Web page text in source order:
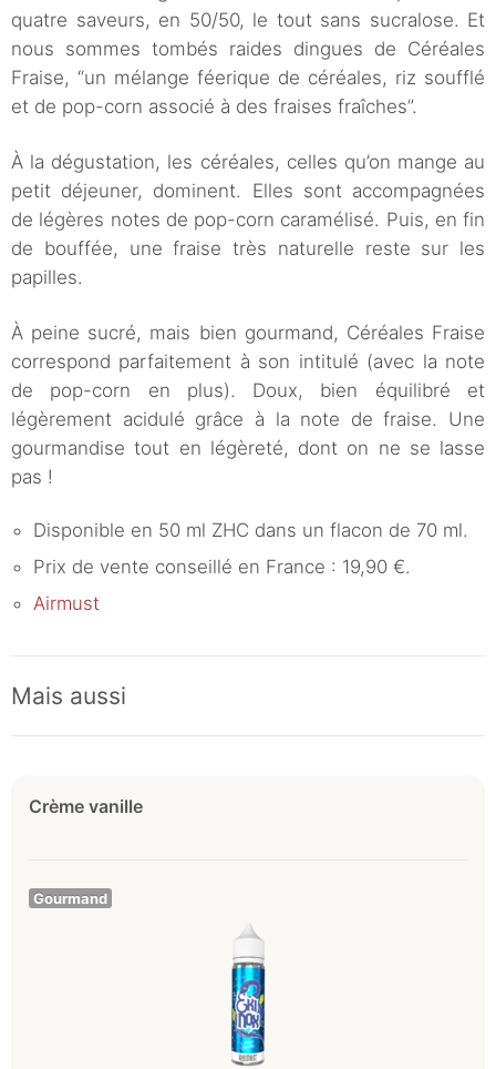
quatre saveurs, en 50/50, le tout sans sucralose. Et
nous sommes tombés raides dingues de Céréales
Fraise, “un mélange féerique de céréales, riz soufflé
et de pop-corn associé à des fraises fraîches”.
À la dégustation, les céréales, celles qu’on mange au
petit déjeuner, dominent. Elles sont accompagnées
de légères notes de pop-corn caramélisé. Puis, en fin
de bouffée, une fraise très naturelle reste sur les
papilles.
À peine sucré, mais bien gourmand, Céréales Fraise
correspond parfaitement à son intitulé (avec la note
de pop-corn en plus). Doux, bien équilibré et
légèrement acidulé grâce à la note de fraise. Une
gourmandise tout en légèreté, dont on ne se lasse
pas !
Disponible en 50 ml ZHC dans un flacon de 70 ml.
Prix de vente conseillé en France : 19,90 €.
Airmust
Mais aussi
Crème vanille
Gourmand